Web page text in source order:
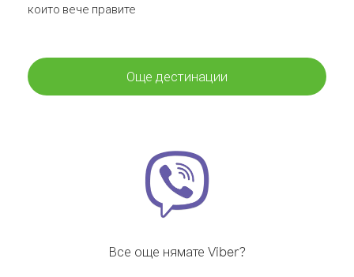
които вече правите
Още дестинации
Все още нямате Viber?